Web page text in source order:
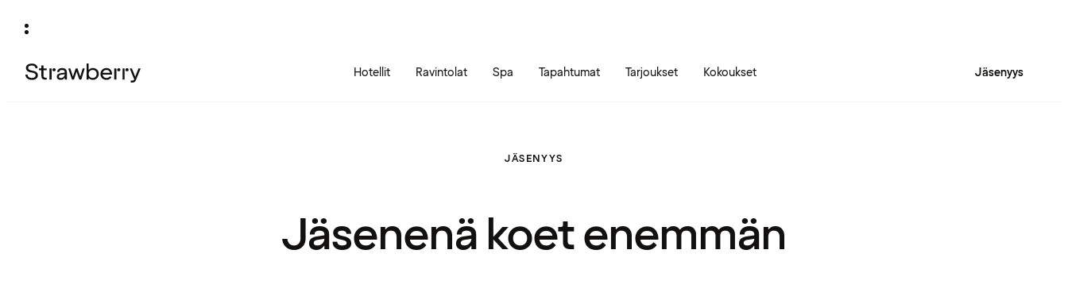
Hotellit Ravintolat Spa Tapahtumat Tarjoukset Kokoukset Jäsenyys
JÄSENYYS
Jäsenenä koet enemmän